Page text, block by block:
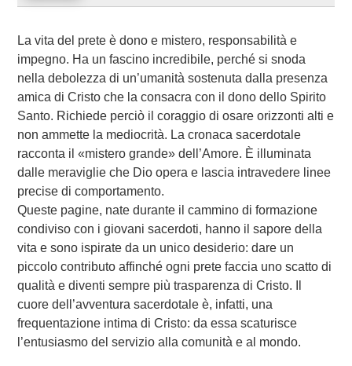
La vita del prete è dono e mistero, responsabilità e
impegno. Ha un fascino incredibile, perché si snoda
nella debolezza di un’umanità sostenuta dalla presenza
amica di Cristo che la consacra con il dono dello Spirito
Santo. Richiede perciò il coraggio di osare orizzonti alti e
non ammette la mediocrità. La cronaca sacerdotale
racconta il «mistero grande» dell’Amore. È illuminata
dalle meraviglie che Dio opera e lascia intravedere linee
precise di comportamento.
Queste pagine, nate durante il cammino di formazione
condiviso con i giovani sacerdoti, hanno il sapore della
vita e sono ispirate da un unico desiderio: dare un
piccolo contributo affinché ogni prete faccia uno scatto di
qualità e diventi sempre più trasparenza di Cristo. Il
cuore dell’avventura sacerdotale è, infatti, una
frequentazione intima di Cristo: da essa scaturisce
l’entusiasmo del servizio alla comunità e al mondo.